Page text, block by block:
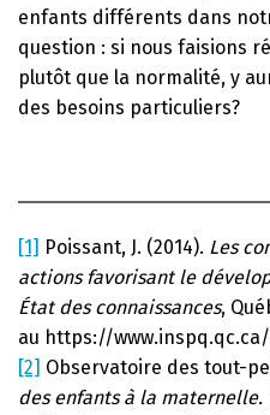
enfants différents dans
question : si nous faisions
plutôt que la normalité, y
des besoins particuliers?
[1] Poissant, J. (2014). Les
actions favorisant le
État des connaissances,
au https://
[2] Observatoire des tout-
des enfants à la maternelle.